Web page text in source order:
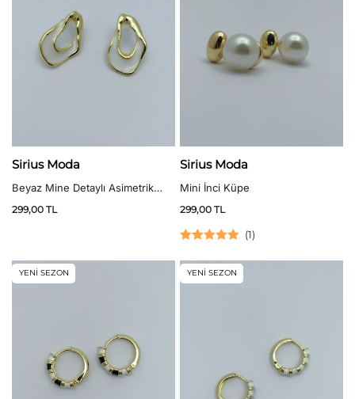
Sirius Moda
Beyaz Mine Detaylı Asimetrik
299,00 TL
Sirius Moda
Mini İnci Küpe
299,00 TL
5.00 oy aldı
(1)
YENİ SEZON YENİ SEZON